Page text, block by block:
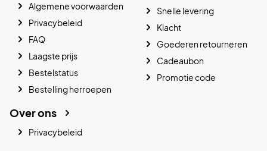
Algemene voorwaarden
Privacybeleid
FAQ
Laagste prijs
Bestelstatus
Bestelling herroepen
Snelle levering
Klacht
Goederen retourneren
Cadeaubon
Promotie code
Over ons
Privacybeleid